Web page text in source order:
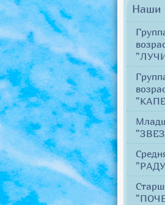
Наши